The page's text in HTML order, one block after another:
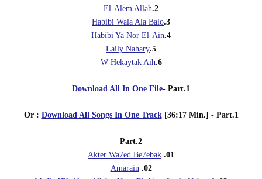
2.
El-Alem Allah
3.
Habibi Wala Ala Balo
4.
Habibi Ya Nor El-Ain
5.
Laily Nahary
6.
W Hekaytak Aih
Download All In One File- Part.1
Or : Download All Songs In One Track[36:17 Min.] - Part.1
Part.2
01.
Akter Wa7ed Be7ebak
02.
Amarain